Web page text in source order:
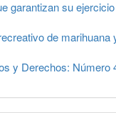
garantizan su ejercicio
de marihuana
y Derechos: Número